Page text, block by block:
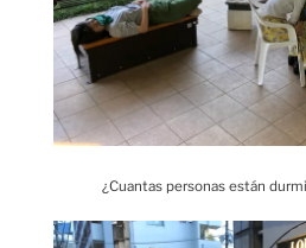
¿Cuantas personas están